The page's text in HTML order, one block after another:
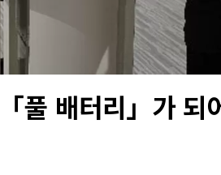
풀 배터리」가 되